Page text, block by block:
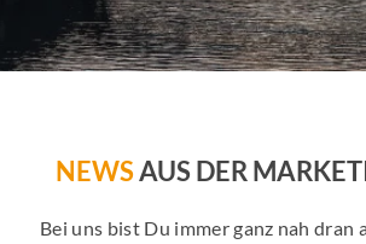
NEWSAUS DER
Bei uns bist Du immer ganz nah dran